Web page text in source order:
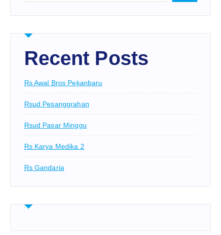
Recent Posts
Rs Awal Bros Pekanbaru
Rsud Pesanggrahan
Rsud Pasar Minggu
Rs Karya Medika 2
Rs Gandaria